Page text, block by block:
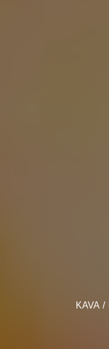
KAVA